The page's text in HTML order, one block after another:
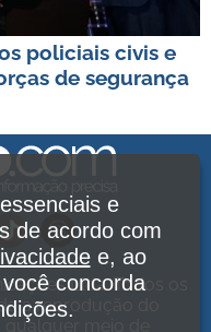
policiais civis e
de segurança
Ltda. Todos os
a reprodução do
meio de
e
de acordo com
e, ao
concorda